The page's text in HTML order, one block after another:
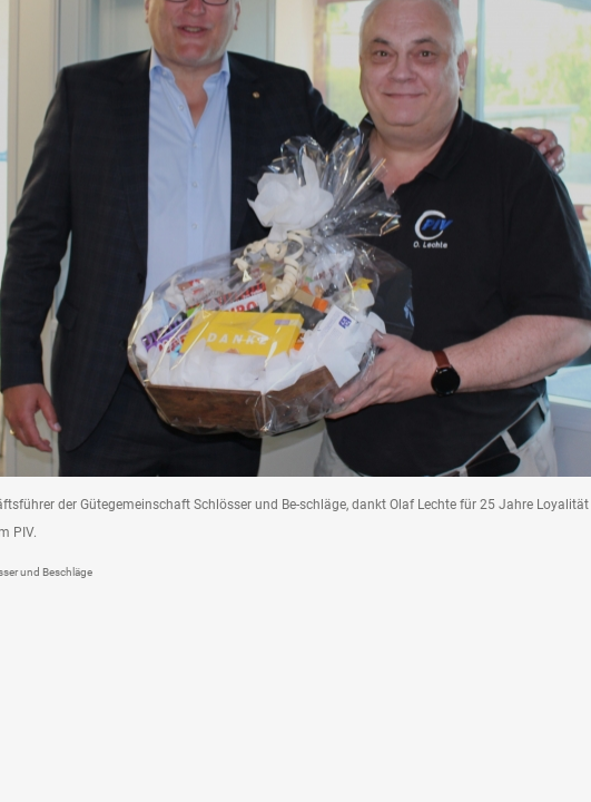
der Gütegemeinschaft Schlösser und Be-schläge, dankt Olaf Lechte für 25 Jahre
PIV.
und Beschläge